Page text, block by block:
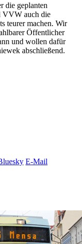
die geplanten
VVW auch die
teurer machen. Wir
Öffentlicher
und wollen dafür
abschließend.
E-Mail